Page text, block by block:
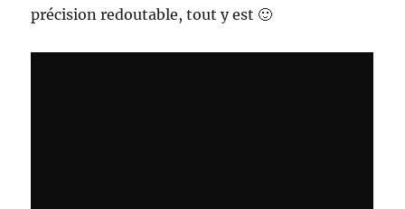
précision redoutable, tout y est 🙂